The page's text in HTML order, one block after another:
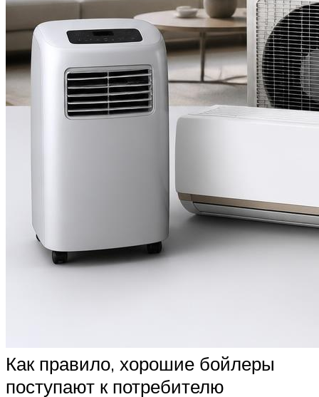
Как правило, хорошие бойлеры
поступают к потребителю